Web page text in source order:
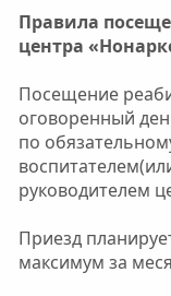
а
Правила
центра
Посещение
оговоренный
по
руководителем
Приезд
максимум за